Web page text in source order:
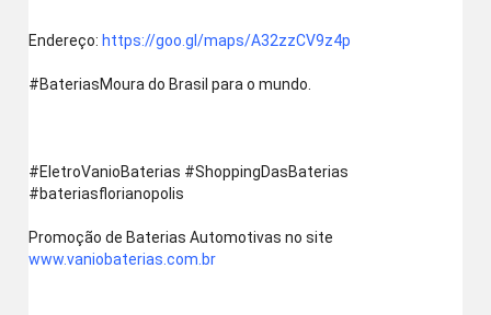
Endereço: https://goo.gl/maps/A32zzCV9z4p
‪#‎BateriasMoura‬ do Brasil para o mundo.
‪#‎EletroVanioBaterias‬ ‪#‎ShoppingDasBaterias‬
‪#‎bateriasflorianopolis‬
www.vaniobaterias.com.br